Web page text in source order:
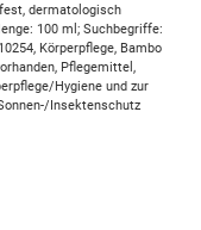
dermatologisch
100 ml; Suchbegriffe:
Körperpflege, Bambo
Pflegemittel,
Hygiene und zur
Insektenschutz